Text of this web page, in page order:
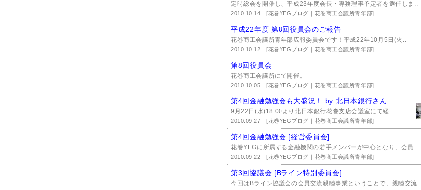
定時総会を開催し、平成23年度会長・専務理事予定者を選任しま..
2010.10.14[花巻YEGブログ｜花巻商工会議所青年部]
平成22年度 第8回役員会のご報告
花巻商工会議所青年部広報委員会です！平成22年10月5日(火..
2010.10.12[花巻YEGブログ｜花巻商工会議所青年部]
第8回役員会
花巻商工会議所にて開催。
2010.10.05[花巻YEGブログ｜花巻商工会議所青年部]
第4回金融勉強会も大盛況！ by 北日本銀行さん
9月22日(水)18:00より北日本銀行花巻支店会議室にて経..
2010.09.27[花巻YEGブログ｜花巻商工会議所青年部]
第4回金融勉強会 [経営委員会]
花巻YEGに所属する金融機関の若手メンバーが中心となり、会員..
2010.09.22[花巻YEGブログ｜花巻商工会議所青年部]
第3回協議会 [Bライン特別委員会]
今回はBライン協議会の会員交流親睦事業ということで、親睦交流..